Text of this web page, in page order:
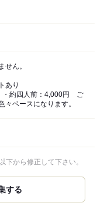
せん。
あり
約四人前：4,000円 ご
々ベースになります。
から修正して下さい。